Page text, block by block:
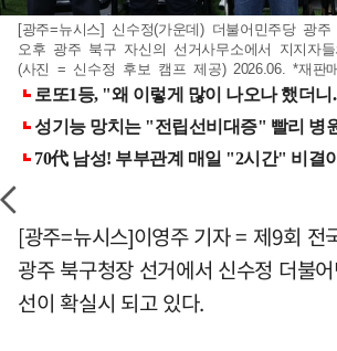
[광주=뉴시스] 신수정(가운데) 더불어민주당 광
오후 광주 북구 자신의 선거사무소에서 지지자
(사진 = 신수정 후보 캠프 제공) 2026.06. *재판
[광주=뉴시스]이영주 기자 = 제9회 전
광주 북구청장 선거에서 신수정 더불
선이 확실시 되고 있다.